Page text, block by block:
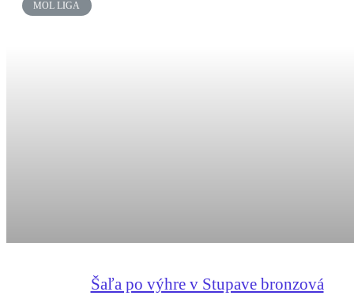
MOL LIGA
Šaľa po výhre v Stupave bronzová